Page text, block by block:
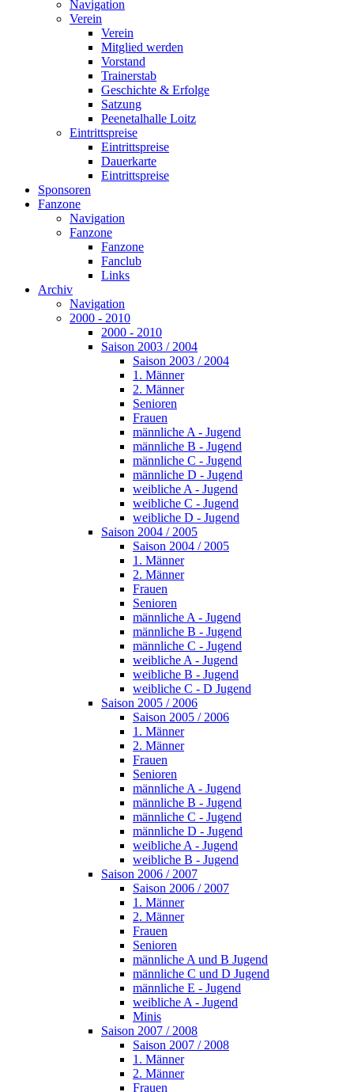
Navigation
Verein
Verein
Mitglied werden
Vorstand
Trainerstab
Geschichte & Erfolge
Satzung
Peenetalhalle Loitz
Eintrittspreise
Eintrittspreise
Dauerkarte
Eintrittspreise
Sponsoren
Fanzone
Navigation
Fanzone
Fanzone
Fanclub
Links
Archiv
Navigation
2000 - 2010
2000 - 2010
Saison 2003 / 2004
Saison 2003 / 2004
1. Männer
2. Männer
Senioren
Frauen
männliche A - Jugend
männliche B - Jugend
männliche C - Jugend
männliche D - Jugend
weibliche A - Jugend
weibliche C - Jugend
weibliche D - Jugend
Saison 2004 / 2005
Saison 2004 / 2005
1. Männer
2. Männer
Frauen
Senioren
männliche A - Jugend
männliche B - Jugend
männliche C - Jugend
weibliche A - Jugend
weibliche B - Jugend
weibliche C - D Jugend
Saison 2005 / 2006
Saison 2005 / 2006
1. Männer
2. Männer
Frauen
Senioren
männliche A - Jugend
männliche B - Jugend
männliche C - Jugend
männliche D - Jugend
weibliche A - Jugend
weibliche B - Jugend
Saison 2006 / 2007
Saison 2006 / 2007
1. Männer
2. Männer
Frauen
Senioren
männliche A und B Jugend
männliche C und D Jugend
männliche E - Jugend
weibliche A - Jugend
Minis
Saison 2007 / 2008
Saison 2007 / 2008
1. Männer
2. Männer
Frauen